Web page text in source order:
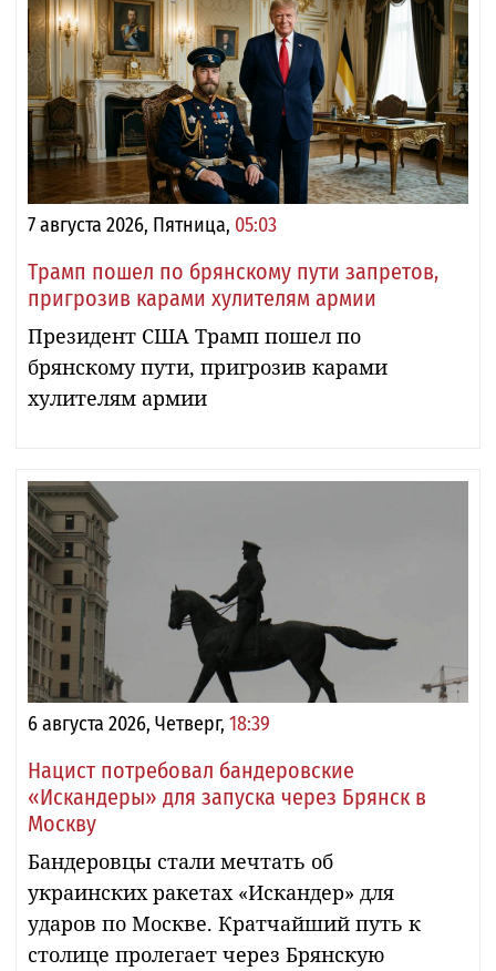
7 августа 2026, Пятница, 05:03
Трамп пошел по брянскому пути запретов,
пригрозив карами хулителям армии
Президент США Трамп пошел по
брянскому пути, пригрозив карами
хулителям армии
6 августа 2026, Четверг, 18:39
Нацист потребовал бандеровские
«Искандеры» для запуска через Брянск в
Москву
Бандеровцы стали мечтать об
украинских ракетах «Искандер» для
ударов по Москве. Кратчайший путь к
столице пролегает через Брянскую